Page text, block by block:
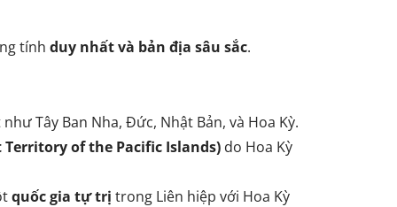
tính duy nhất và bản địa sâu sắc.
Tây Ban Nha, Đức, Nhật Bản, và Hoa Kỳ.
of the Pacific Islands) do Hoa Kỳ
quốc gia tự trị trong Liên hiệp với Hoa Kỳ